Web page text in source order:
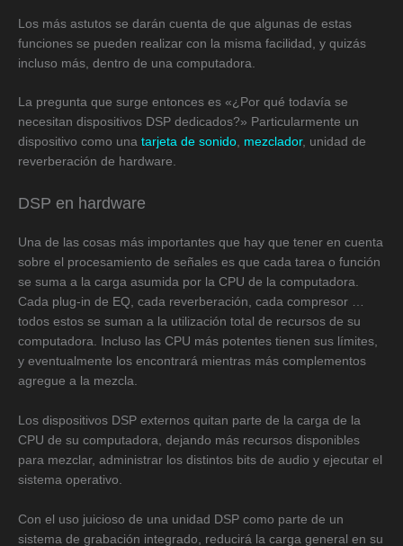
Los más astutos se darán cuenta de que algunas de estas
funciones se pueden realizar con la misma facilidad, y quizás
incluso más, dentro de una computadora.
La pregunta que surge entonces es «¿Por qué todavía se
necesitan dispositivos DSP dedicados?» Particularmente un
dispositivo como una tarjeta de sonido, mezclador, unidad de
reverberación de hardware.
DSP en hardware
Una de las cosas más importantes que hay que tener en cuenta
sobre el procesamiento de señales es que cada tarea o función
se suma a la carga asumida por la CPU de la computadora.
Cada plug-in de EQ, cada reverberación, cada compresor …
todos estos se suman a la utilización total de recursos de su
computadora. Incluso las CPU más potentes tienen sus límites,
y eventualmente los encontrará mientras más complementos
agregue a la mezcla.
Los dispositivos DSP externos quitan parte de la carga de la
CPU de su computadora, dejando más recursos disponibles
para mezclar, administrar los distintos bits de audio y ejecutar el
sistema operativo.
Con el uso juicioso de una unidad DSP como parte de un
sistema de grabación integrado, reducirá la carga general en su